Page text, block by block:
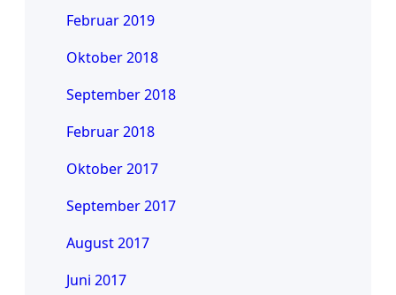
Februar 2019
Oktober 2018
September 2018
Februar 2018
Oktober 2017
September 2017
August 2017
Juni 2017